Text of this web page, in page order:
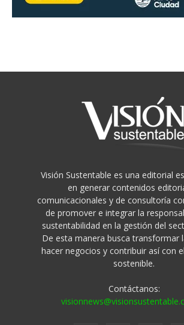
Visión Sustentable es una editorial
en generar contenidos
comunicacionales y de consultoría
de promover e integrar la
sustentabilidad en la gestión del
De esta manera busca transformar
hacer negocios y contribuir así con
sostenible.
Contáctanos: